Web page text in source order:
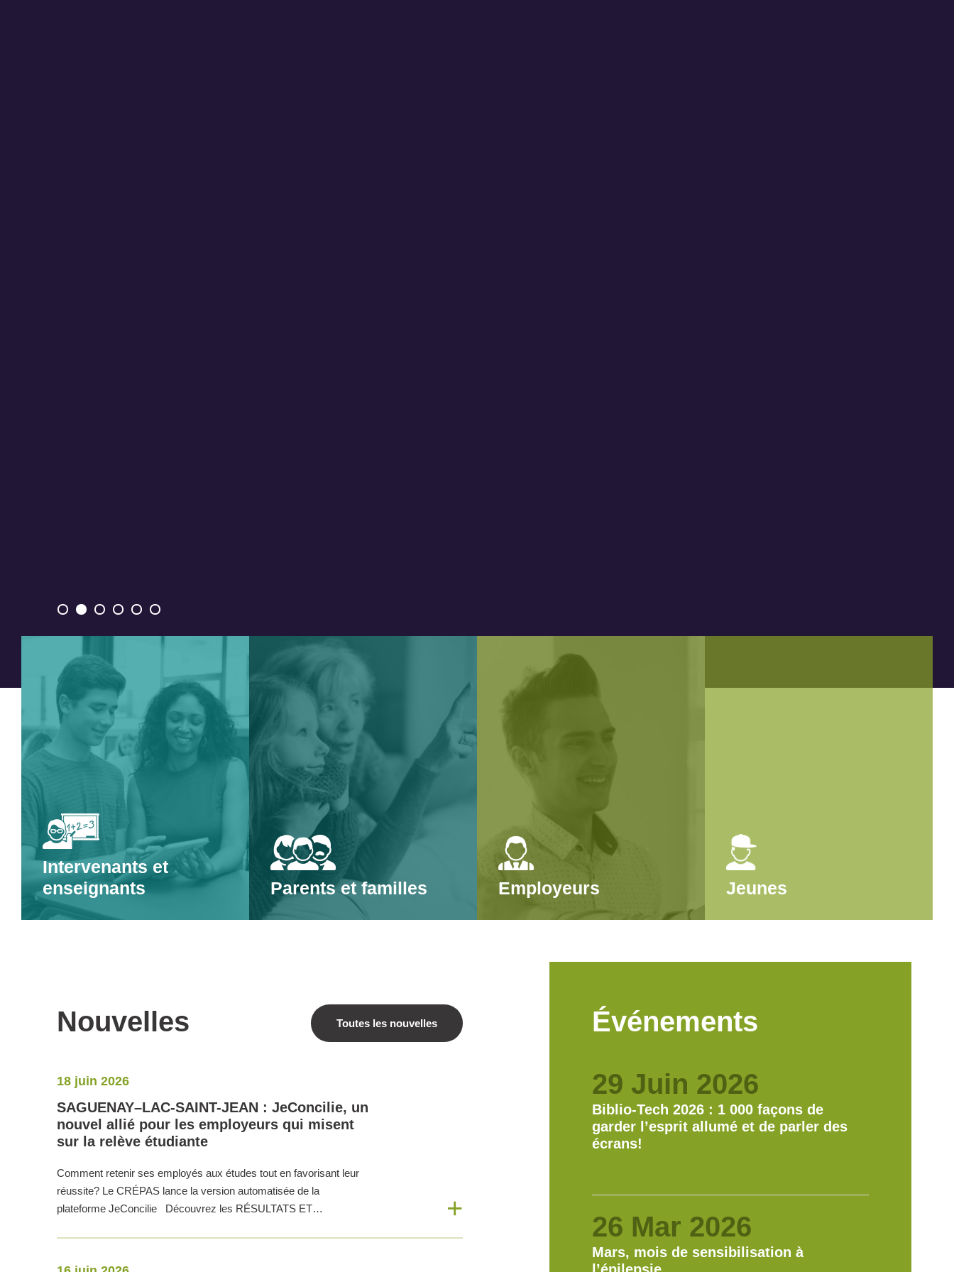
Intervenants et
enseignants
Parents et familles Employeurs Jeunes
Nouvelles Toutes les nouvelles
18 juin 2026
SAGUENAY–LAC-SAINT-JEAN : JeConcilie, un
nouvel allié pour les employeurs qui misent
sur la relève étudiante
Comment retenir ses employés aux études tout en favorisant leur
réussite? Le CRÉPAS lance la version automatisée de la
plateforme JeConcilie Découvrez les RÉSULTATS ET…
Événements
29 Juin 2026
Biblio-Tech 2026 : 1 000 façons de
garder l’esprit allumé et de parler des
écrans!
26 Mar 2026
Mars, mois de sensibilisation à